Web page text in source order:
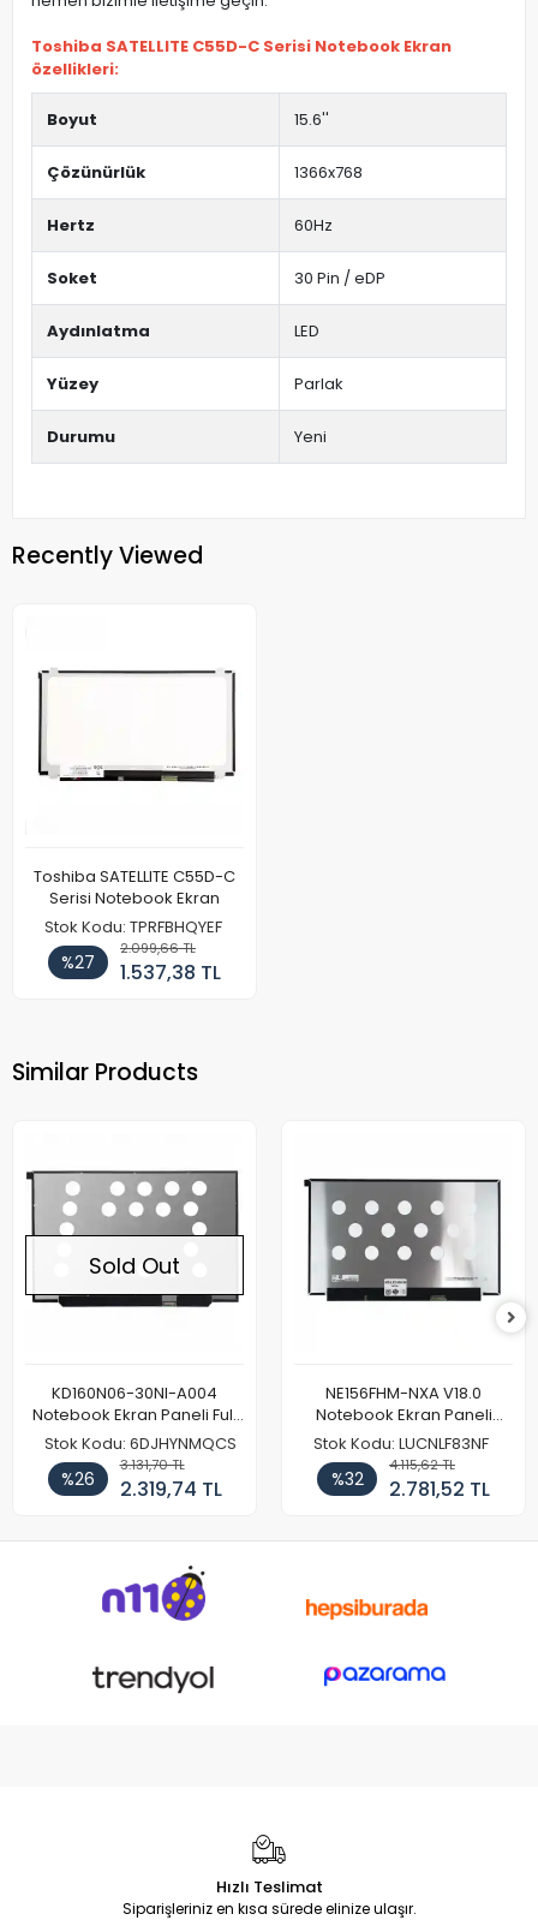
Toshiba SATELLITE C55D-C Serisi Notebook Ekran
özellikleri:
Boyut 15.6''
Çözünürlük 1366x768
Hertz 60Hz
Soket 30 Pin / eDP
Aydınlatma LED
Yüzey Parlak
Durumu Yeni
Recently Viewed
Toshiba SATELLITE C55D-C
Serisi Notebook Ekran
Stok Kodu: TPRFBHQYEF
%27
2.099,66 TL
1.537,38 TL
Similar Products
Sold Out
KD160N06-30NI-A004
Notebook Ekran Paneli Full
HD
Stok Kodu: 6DJHYNMQCS
%26
3.131,70 TL
2.319,74 TL
NE156FHM-NXA V18.0
Notebook Ekran Paneli
144Hz
Stok Kodu: LUCNLF83NF
%32
4.115,62 TL
2.781,52 TL
Hızlı Teslimat
Siparişleriniz en kısa sürede elinize ulaşır.